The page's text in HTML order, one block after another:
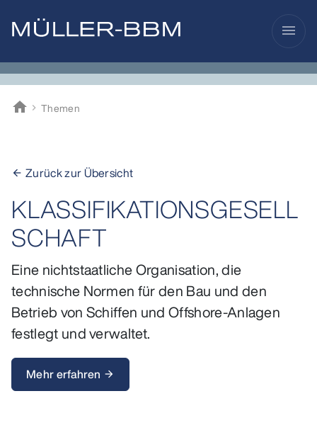
menu
home
Müller-BBM
Themen
arrow_back Zurück zur Übersicht
KLASSIFIKATIONSGESELL
SCHAFT
Eine nichtstaatliche Organisation, die
technische Normen für den Bau und den
Betrieb von Schiffen und Offshore-Anlagen
festlegt und verwaltet.
Mehr erfahren arrow_forward